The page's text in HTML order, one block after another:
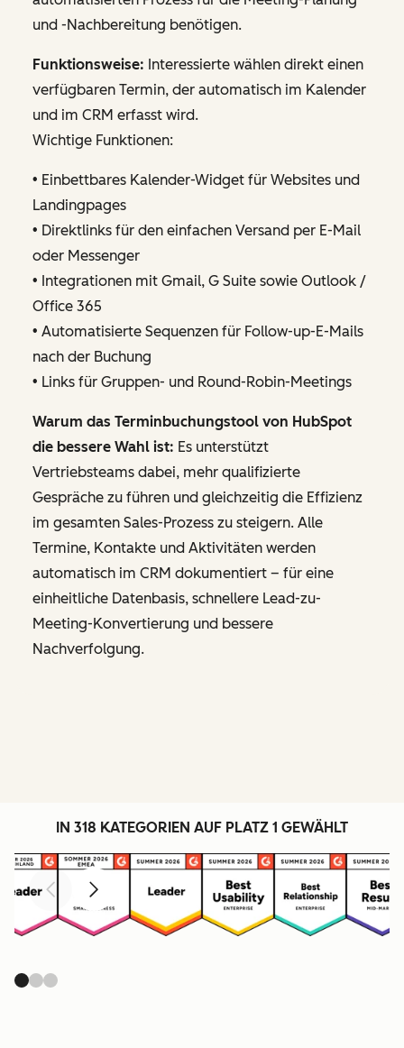
und -Nachbereitung benötigen.
Funktionsweise: Interessierte wählen direkt einen
verfügbaren Termin, der automatisch im Kalender
und im CRM erfasst wird.
Wichtige Funktionen:
• Einbettbares Kalender-Widget für Websites und
Landingpages
• Direktlinks für den einfachen Versand per E-Mail
oder Messenger
• Integrationen mit Gmail, G Suite sowie Outlook /
Office 365
• Automatisierte Sequenzen für Follow-up-E-Mails
nach der Buchung
• Links für Gruppen- und Round-Robin-Meetings
Warum das Terminbuchungstool von HubSpot
die bessere Wahl ist: Es unterstützt
Vertriebsteams dabei, mehr qualifizierte
Gespräche zu führen und gleichzeitig die Effizienz
im gesamten Sales-Prozess zu steigern. Alle
Termine, Kontakte und Aktivitäten werden
automatisch im CRM dokumentiert – für eine
einheitliche Datenbasis, schnellere Lead-zu-
Meeting-Konvertierung und bessere
Nachverfolgung.
IN 318 KATEGORIEN AUF PLATZ 1 GEWÄHLT
ZurückWeiter